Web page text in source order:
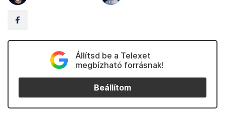
Állítsd be a Telexet
megbízható forrásnak!
Beállítom